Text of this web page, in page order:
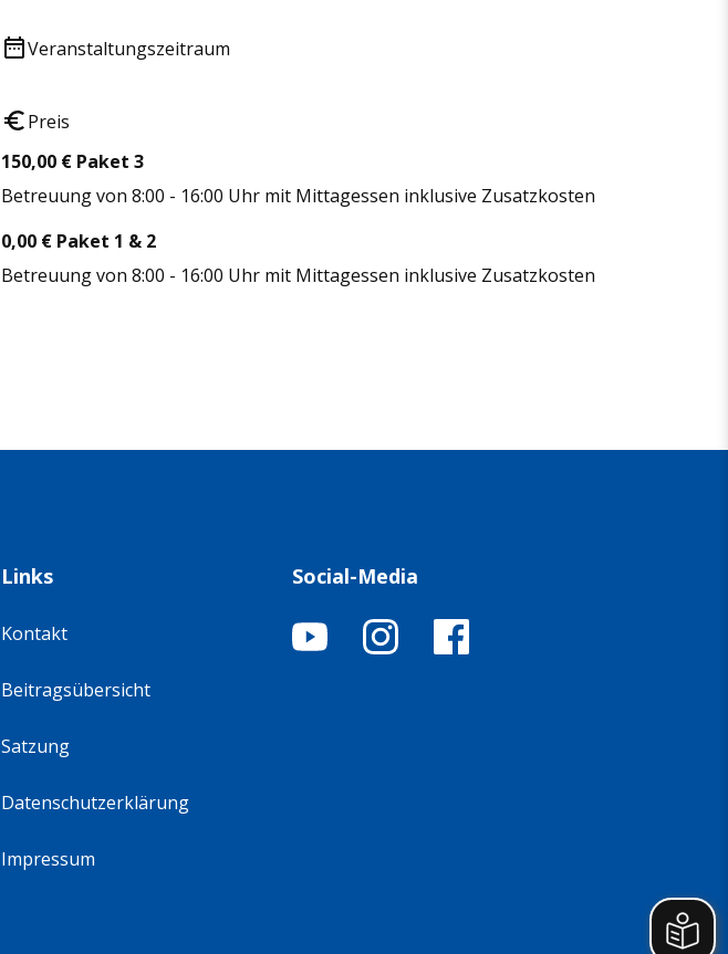
Veranstaltungszeitraum
Preis
150,00 € Paket 3
Betreuung von 8:00 - 16:00 Uhr mit Mittagessen inklusive Zusatzkosten
0,00 € Paket 1 & 2
Betreuung von 8:00 - 16:00 Uhr mit Mittagessen inklusive Zusatzkosten
Links
Kontakt
Beitragsübersicht
Satzung
Datenschutzerklärung
Impressum
Social-Media